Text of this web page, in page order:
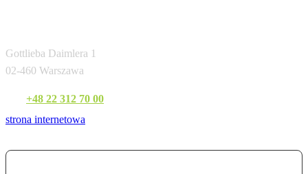
Gottlieba Daimlera 1
02-460 Warszawa
+48 22 312 70 00
strona internetowa